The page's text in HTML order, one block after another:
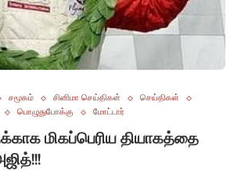
சமூகம் சினிமா செய்திகள்
செய்திகள்
பொழுதுபோக்கு மோட்டார்
மிகப்பெரிய தியாகத்தை